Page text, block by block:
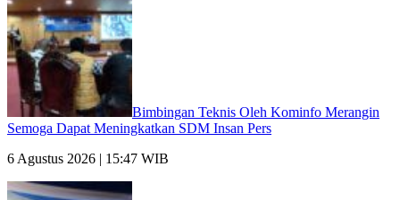
Bimbingan Teknis Oleh Kominfo Merangin
Semoga Dapat Meningkatkan SDM Insan Pers
6 Agustus 2026 | 15:47 WIB